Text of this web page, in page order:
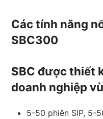
Các tính năng
SBC300
SBC được thiết
doanh nghiệp
5-50 phiên SIP, 5-